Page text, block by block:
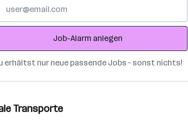
Job-Alarm anlegen
erhältst nur neue passende Jobs – sonst nichts!
Transporte